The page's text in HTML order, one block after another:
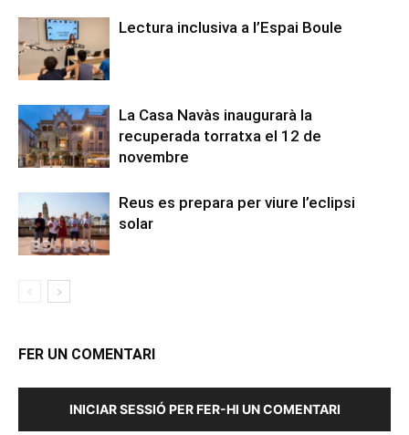
Lectura inclusiva a l’Espai Boule
La Casa Navàs inaugurarà la
recuperada torratxa el 12 de
novembre
Reus es prepara per viure l’eclipsi
solar
FER UN COMENTARI
INICIAR SESSIÓ PER FER-HI UN COMENTARI